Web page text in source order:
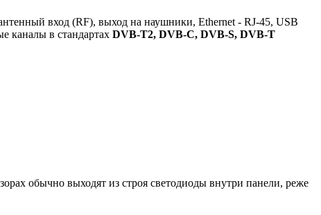
вход (RF), выход на наушники, Ethernet - RJ-45, USB
каналы в стандартах DVB-T2, DVB-C, DVB-S, DVB-T
обычно выходят из строя светодиоды внутри панели, реже